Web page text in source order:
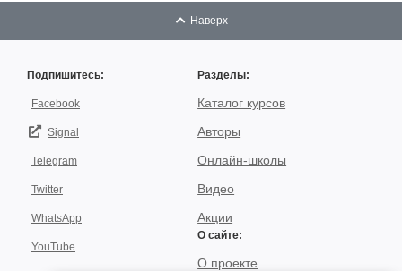
Наверх
Подпишитесь:
Facebook
Signal
Telegram
Twitter
WhatsApp
YouTube
Разделы:
Каталог курсов
Авторы
Онлайн-школы
Видео
Акции
О сайте:
О проекте